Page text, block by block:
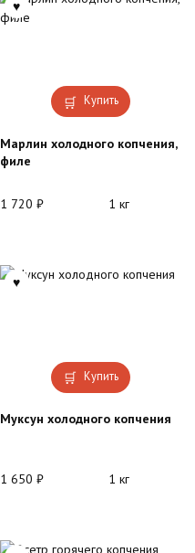
Купить
Марлин холодного копчения,
филе
1 720 ₽ 1 кг
Купить
Муксун холодного копчения
1 650 ₽ 1 кг